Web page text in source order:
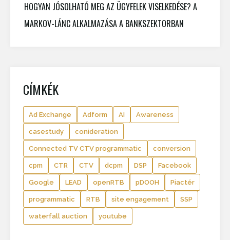
HOGYAN JÓSOLHATÓ MEG AZ ÜGYFELEK VISELKEDÉSE? A
MARKOV-LÁNC ALKALMAZÁSA A BANKSZEKTORBAN
CÍMKÉK
Ad Exchange Adform AI Awareness
casestudy conideration
Connected TV CTV programmatic conversion
cpm CTR CTV dcpm DSP Facebook
Google LEAD openRTB pDOOH Piactér
programmatic RTB site engagement SSP
waterfall auction youtube